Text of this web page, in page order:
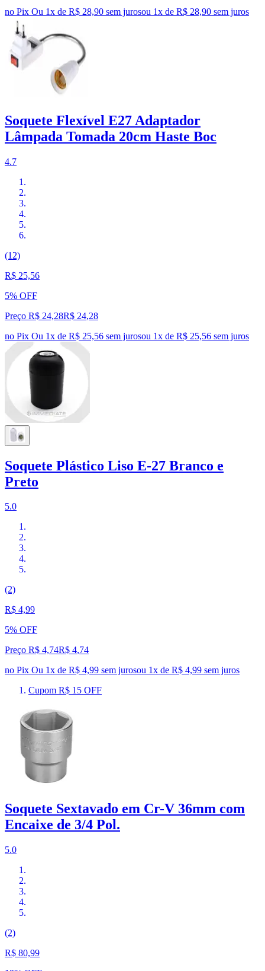
no Pix Ou 1x de R$ 28,90 sem jurosou 1x de R$ 28,90 sem juros
Soquete Flexível E27 Adaptador
Lâmpada Tomada 20cm Haste Boc
4.7
(12)
R$ 25,56
5% OFF
Preço R$ 24,28R$ 24,28
no Pix Ou 1x de R$ 25,56 sem jurosou 1x de R$ 25,56 sem juros
Soquete Plástico Liso E-27 Branco e
Preto
5.0
(2)
R$ 4,99
5% OFF
Preço R$ 4,74R$ 4,74
no Pix Ou 1x de R$ 4,99 sem jurosou 1x de R$ 4,99 sem juros
Cupom R$ 15 OFF
Soquete Sextavado em Cr-V 36mm com
Encaixe de 3/4 Pol.
5.0
(2)
R$ 80,99